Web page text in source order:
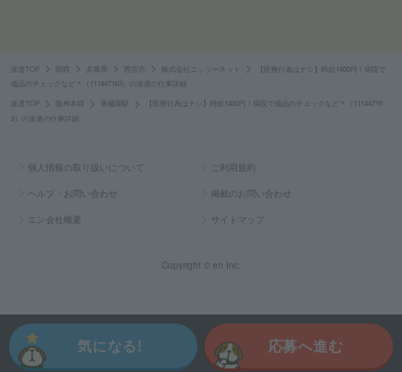
応募へ進む
気になる!
派遣TOP 関西 兵庫県 西宮市 株式会社ニッソーネット
【医療行為はナシ】時給1400円！病院で
備品のチェックなど＊（111447163）の派遣の仕事詳細
派遣TOP 阪神本線 香櫨園駅
【医療行為はナシ】時給1400円！病院で備品のチェックなど＊（11144716
3）の派遣の仕事詳細
個人情報の取り扱いについて ご利用規約
ヘルプ・お問い合わせ 掲載のお問い合わせ
エン会社概要 サイトマップ
Copyright © en Inc.